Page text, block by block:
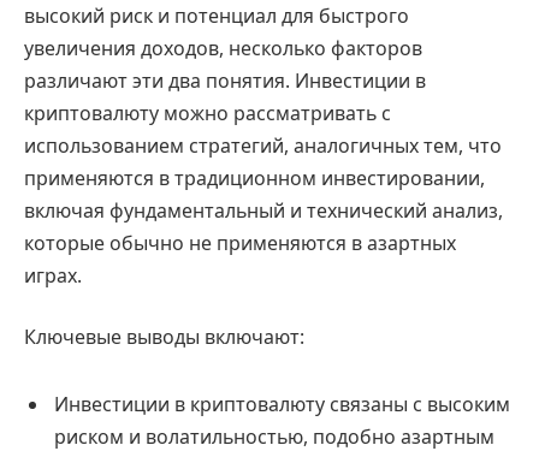
высокий риск и потенциал для быстрого
увеличения доходов, несколько факторов
различают эти два понятия. Инвестиции в
криптовалюту можно рассматривать с
использованием стратегий, аналогичных тем, что
применяются в традиционном инвестировании,
включая фундаментальный и технический анализ,
которые обычно не применяются в азартных
играх.
Ключевые выводы включают:
Инвестиции в криптовалюту связаны с высоким
риском и волатильностью, подобно азартным